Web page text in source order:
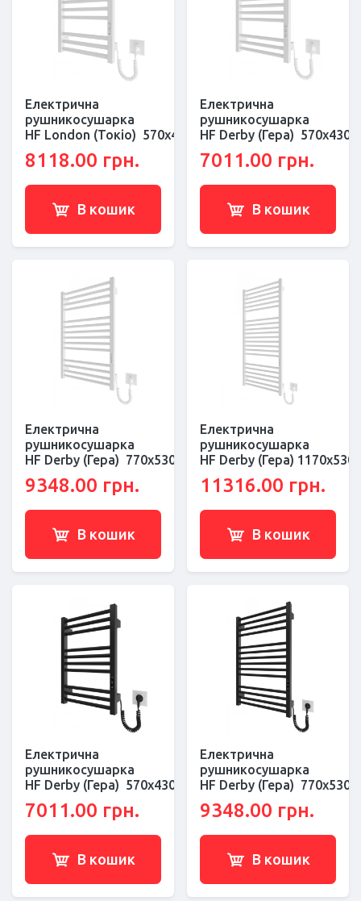
Електрична
рушникосушарка
HF London (Токіо) 570х430 білий мат
8118.00 грн.
В кошик
Електрична
рушникосушарка
HF Derby (Гера) 570х430
7011.00 грн.
В кошик
Електрична
рушникосушарка
HF Derby (Гера) 770х530 білий мат
9348.00 грн.
В кошик
Електрична
рушникосушарка
HF Derby (Гера) 1170х530
11316.00 грн.
В кошик
Електрична
рушникосушарка
HF Derby (Гера) 570х430 чорний мат
7011.00 грн.
В кошик
Електрична
рушникосушарка
HF Derby (Гера) 770х530
9348.00 грн.
В кошик